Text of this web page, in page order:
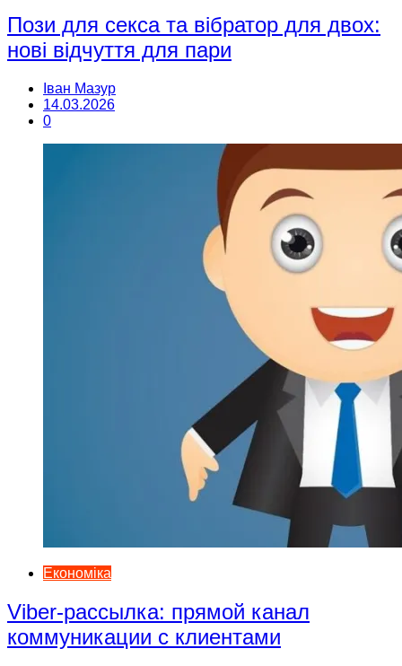
Пози для секса та вібратор для двох:
нові відчуття для пари
Іван Мазур
14.03.2026
0
Економіка
Viber-рассылка: прямой канал
коммуникации с клиентами